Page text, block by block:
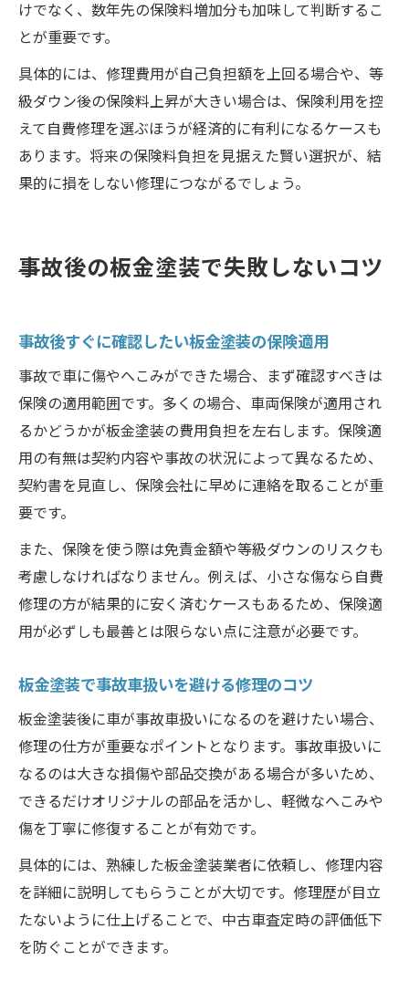
けでなく、数年先の保険料増加分も加味して判断するこ
とが重要です。
具体的には、修理費用が自己負担額を上回る場合や、等
級ダウン後の保険料上昇が大きい場合は、保険利用を控
えて自費修理を選ぶほうが経済的に有利になるケースも
あります。将来の保険料負担を見据えた賢い選択が、結
果的に損をしない修理につながるでしょう。
事故後の板金塗装で失敗しないコツ
事故後すぐに確認したい板金塗装の保険適用
事故で車に傷やへこみができた場合、まず確認すべきは
保険の適用範囲です。多くの場合、車両保険が適用され
るかどうかが板金塗装の費用負担を左右します。保険適
用の有無は契約内容や事故の状況によって異なるため、
契約書を見直し、保険会社に早めに連絡を取ることが重
要です。
また、保険を使う際は免責金額や等級ダウンのリスクも
考慮しなければなりません。例えば、小さな傷なら自費
修理の方が結果的に安く済むケースもあるため、保険適
用が必ずしも最善とは限らない点に注意が必要です。
板金塗装で事故車扱いを避ける修理のコツ
板金塗装後に車が事故車扱いになるのを避けたい場合、
修理の仕方が重要なポイントとなります。事故車扱いに
なるのは大きな損傷や部品交換がある場合が多いため、
できるだけオリジナルの部品を活かし、軽微なへこみや
傷を丁寧に修復することが有効です。
具体的には、熟練した板金塗装業者に依頼し、修理内容
を詳細に説明してもらうことが大切です。修理歴が目立
たないように仕上げることで、中古車査定時の評価低下
を防ぐことができます。